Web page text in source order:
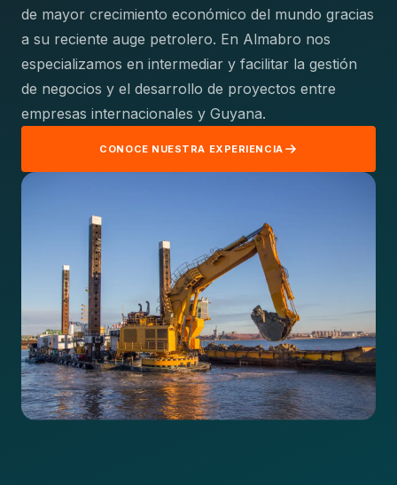
de mayor crecimiento económico del mundo gracias
a su reciente auge petrolero. En Almabro nos
especializamos en intermediar y facilitar la gestión
de negocios y el desarrollo de proyectos entre
empresas internacionales y Guyana.
CONOCE NUESTRA EXPERIENCIA